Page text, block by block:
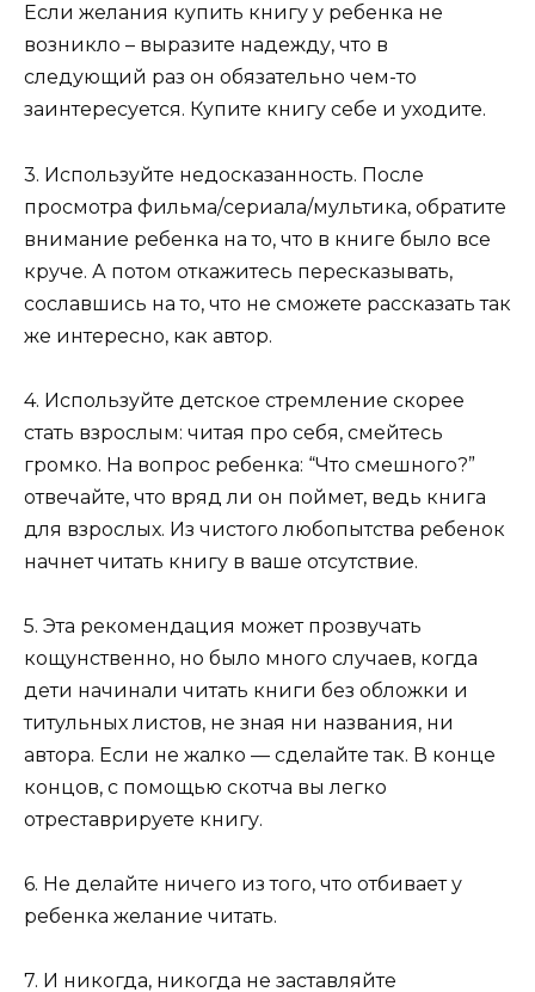
Если желания купить книгу у ребенка не
возникло – выразите надежду, что в
следующий раз он обязательно чем-то
заинтересуется. Купите книгу себе и уходите.
3. Используйте недосказанность. После
просмотра фильма/сериала/мультика, обратите
внимание ребенка на то, что в книге было все
круче. А потом откажитесь пересказывать,
сославшись на то, что не сможете рассказать так
же интересно, как автор.
4. Используйте детское стремление скорее
стать взрослым: читая про себя, смейтесь
громко. На вопрос ребенка: “Что смешного?”
отвечайте, что вряд ли он поймет, ведь книга
для взрослых. Из чистого любопытства ребенок
начнет читать книгу в ваше отсутствие.
5. Эта рекомендация может прозвучать
кощунственно, но было много случаев, когда
дети начинали читать книги без обложки и
титульных листов, не зная ни названия, ни
автора. Если не жалко — сделайте так. В конце
концов, с помощью скотча вы легко
отреставрируете книгу.
6. Не делайте ничего из того, что отбивает у
ребенка желание читать.
7. И никогда, никогда не заставляйте